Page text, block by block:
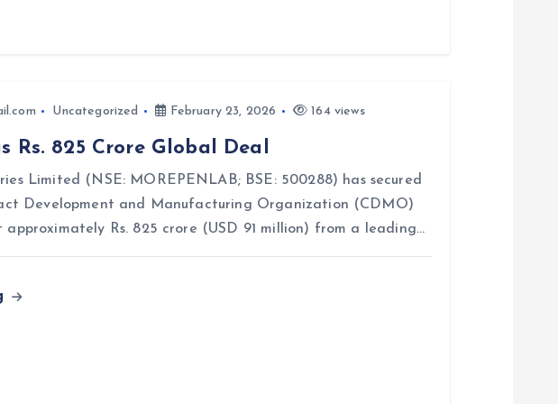
Uncategorized February 23, 2026 164 views
Rs. 825 Crore Global Deal
Limited (NSE: MOREPENLAB; BSE: 500288) has secured
Development and Manufacturing Organization (CDMO)
Rs. 825 crore (USD 91 million) from a leading…